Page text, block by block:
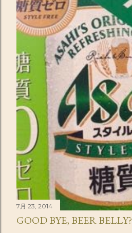
7月 23, 2014
GOOD BYE, BEER BELLY?